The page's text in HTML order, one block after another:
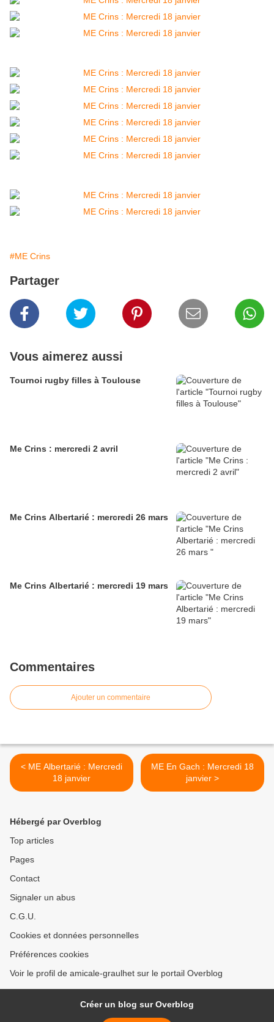
#ME Crins
Partager
Vous aimerez aussi
Tournoi rugby filles à Toulouse
Me Crins : mercredi 2 avril
Me Crins Albertarié : mercredi 26 mars
Me Crins Albertarié : mercredi 19 mars
Commentaires
Ajouter un commentaire
< ME Albertarié : Mercredi
18 janvier
ME En Gach : Mercredi 18
janvier >
Hébergé par Overblog
Top articles
Pages
Contact
Signaler un abus
C.G.U.
Cookies et données personnelles
Préférences cookies
Voir le profil de amicale-graulhet sur le portail Overblog
Créer un blog sur Overblog